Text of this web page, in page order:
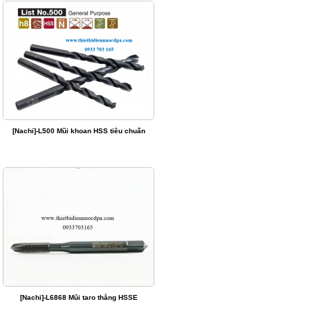
[Nachi]-L500 Mũi khoan HSS tiêu chuẩn
[Nachi]-L6868 Mũi taro thẳng HSSE